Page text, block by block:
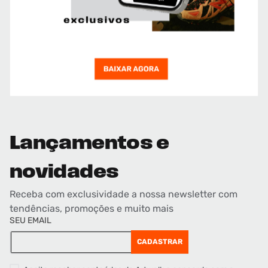
Lançamentos e
novidades
Receba com exclusividade a nossa newsletter com
tendências, promoções e muito mais
SEU EMAIL
CADASTRAR